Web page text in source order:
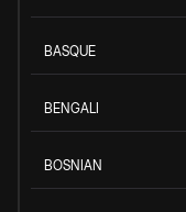
BASQUE
BENGALI
BOSNIAN